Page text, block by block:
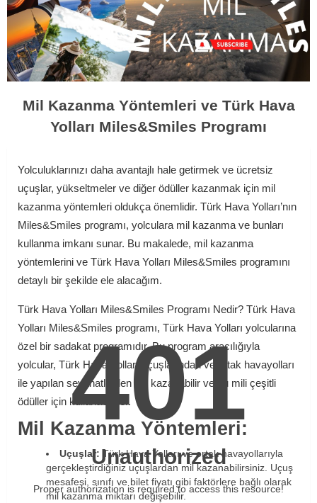
401
Unauthorized
Proper authorization is required to access this resource!
Mil Kazanma Yöntemleri ve Türk Hava
Yolları Miles&Smiles Programı
Yolculuklarınızı daha avantajlı hale getirmek ve ücretsiz
uçuşlar, yükseltmeler ve diğer ödüller kazanmak için mil
kazanma yöntemleri oldukça önemlidir. Türk Hava Yolları’nın
Miles&Smiles programı, yolculara mil kazanma ve bunları
kullanma imkanı sunar. Bu makalede, mil kazanma
yöntemlerini ve Türk Hava Yolları Miles&Smiles programını
detaylı bir şekilde ele alacağım.
Türk Hava Yolları Miles&Smiles Programı Nedir? Türk Hava
Yolları Miles&Smiles programı, Türk Hava Yolları yolcularına
özel bir sadakat programıdır. Bu program aracılığıyla
yolcular, Türk Hava Yolları uçuşlarından ve ortak havayolları
ile yapılan seyahatlerden mil kazanabilir ve bu mili çeşitli
ödüller için kullanabilirler.
Mil Kazanma Yöntemleri:
Uçuşlar: Türk Hava Yolları ve ortak havayollarıyla
gerçekleştirdiğiniz uçuşlardan mil kazanabilirsiniz. Uçuş
mesafesi, sınıfı ve bilet fiyatı gibi faktörlere bağlı olarak
mil kazanma miktarı değişebilir.